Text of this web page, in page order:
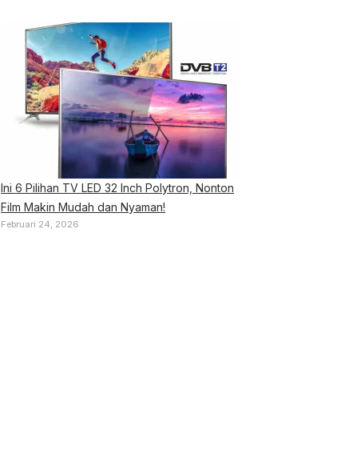
Ini 6 Pilihan TV LED 32 Inch Polytron, Nonton
Film Makin Mudah dan Nyaman!
Februari 24, 2026